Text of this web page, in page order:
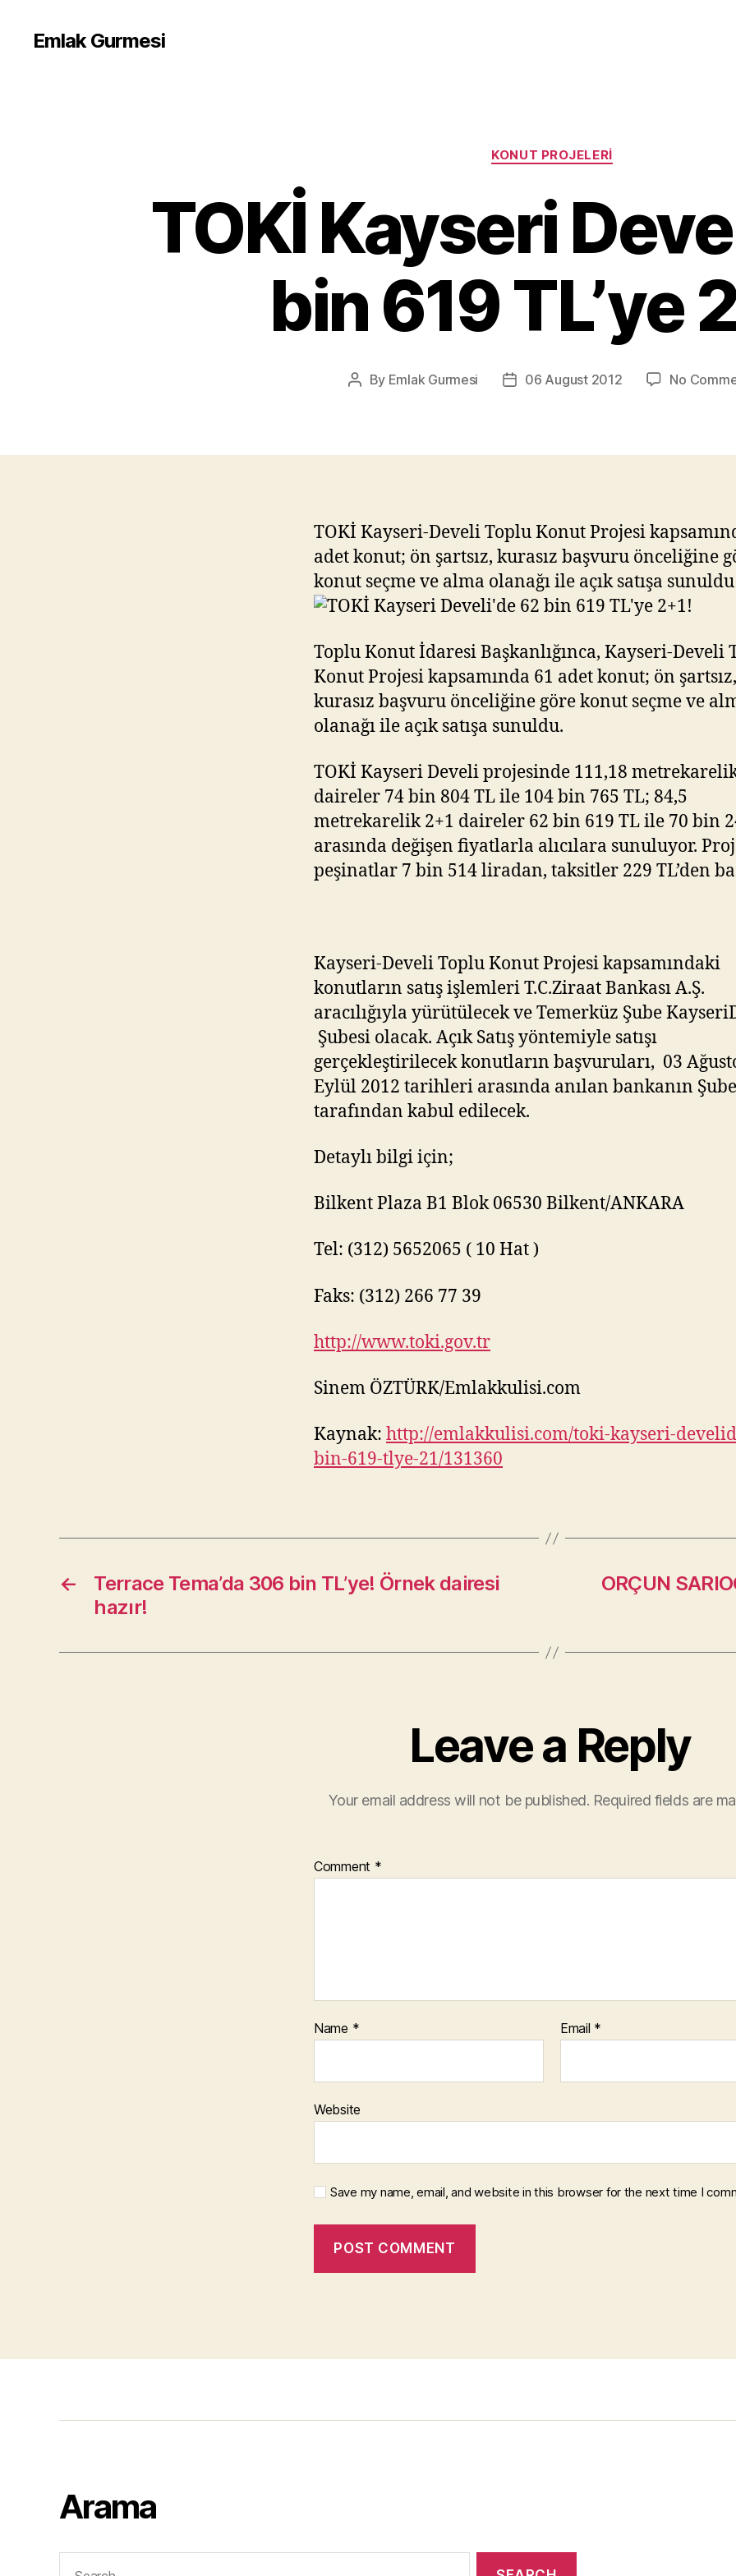
Emlak Gurmesi
Categories
KONUT PROJELERI
TOKİ Kayseri
bin 619 TL’ye
Post
By Emlak Gurmesi
Post06 August 2012 No
TOKİ Kayseri-Develi Toplu Konut Projesi
adet konut; ön şartsız, kurasız başvuru önceliğine
konut seçme ve alma olanağı ile açık satışa sunuldu
Toplu Konut İdaresi Başkanlığınca, Kayseri-Develi
Konut Projesi kapsamında 61 adet konut; ön şartsız,
kurasız başvuru önceliğine göre konut seçme ve
olanağı ile açık satışa sunuldu.
TOKİ Kayseri Develi projesinde 111,18
daireler 74 bin 804 TL ile 104 bin 765 TL; 84,5
metrekarelik 2+1 daireler 62 bin 619 TL ile 70 bin
arasında değişen fiyatlarla alıcılara sunuluyor.
peşinatlar 7 bin 514 liradan, taksitler 229 TL’den
Kayseri-Develi Toplu Konut Projesi kapsamındaki
konutların satış işlemleri T.C.Ziraat Bankası A.Ş.
aracılığıyla yürütülecek ve Temerküz Şube
Şubesi olacak. Açık Satış yöntemiyle satışı
gerçekleştirilecek konutların başvuruları, 03
Eylül 2012 tarihleri arasında anılan bankanın
tarafından kabul edilecek.
Detaylı bilgi için;
Bilkent Plaza B1 Blok 06530 Bilkent/ANKARA
Tel: (312) 5652065 ( 10 Hat )
Faks: (312) 266 77 39
http://www.toki.gov.tr
Sinem ÖZTÜRK/Emlakkulisi.com
Kaynak: http://emlakkulisi.com/toki-kayseri-
bin-619-tlye-21/131360
←
Terrace Tema’da 306 bin TL’ye! Örnek dairesi
hazır!
ORÇUN
Leave a Reply
Your email address will not be published. Required fields are
Comment *
Name * Email *
Website
Save my name, email, and website in this browser for the next time I
Arama